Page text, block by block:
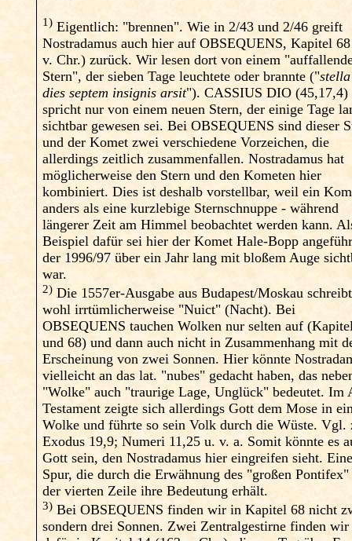
1) Eigentlich: "brennen". Wie in 2/43 und 2/46 greift
Nostradamus auch hier auf OBSEQUENS, Kapitel
v. Chr.) zurück. Wir lesen dort von einem
Stern", der sieben Tage leuchtete oder brannte ("
dies septem insignis arsit"). CASSIUS DIO (45,17,4)
spricht nur von einem neuen Stern, der einige Tage
sichtbar gewesen sei. Bei OBSEQUENS sind dieser
und der Komet zwei verschiedene Vorzeichen, die
allerdings zeitlich zusammenfallen. Nostradamus hat
möglicherweise den Stern und den Kometen hier
kombiniert. Dies ist deshalb vorstellbar, weil ein
anders als eine kurzlebige Sternschnuppe - während
längerer Zeit am Himmel beobachtet werden kann.
Beispiel dafür sei hier der Komet Hale-Bopp
der 1996/97 über ein Jahr lang mit bloßem Auge
war.
2) Die 1557er-Ausgabe aus Budapest/Moskau
wohl irrtümlicherweise "Nuict" (Nacht). Bei
OBSEQUENS tauchen Wolken nur selten auf
und 68) und dann auch nicht in Zusammenhang mit
Erscheinung von zwei Sonnen. Hier könnte
vielleicht an das lat. "nubes" gedacht haben, das
"Wolke" auch "traurige Lage, Unglück" bedeutet. Im
Testament zeigte sich allerdings Gott dem Mose in
Wolke und führte so sein Volk durch die Wüste. Vgl.
Exodus 19,9; Numeri 11,25 u. v. a. Somit könnte es
Gott sein, den Nostradamus hier eingreifen sieht.
Spur, die durch die Erwähnung des "großen
der vierten Zeile ihre Bedeutung erhält.
3) Bei OBSEQUENS finden wir in Kapitel 68 nicht
sondern drei Sonnen. Zwei Zentralgestirne finden wir